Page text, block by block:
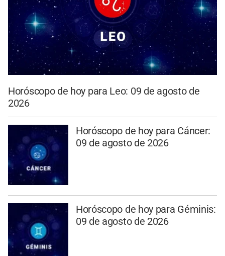
Horóscopo de hoy para Leo: 09 de agosto de
2026
Horóscopo de hoy para Cáncer:
09 de agosto de 2026
Horóscopo de hoy para Géminis:
09 de agosto de 2026